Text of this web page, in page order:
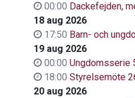
00:00 Dackefejden,
18 aug 2026
17:50 Barn- och
19 aug 2026
00:00 Ungdomsserie
18:00 Styrelsemöte
20 aug 2026